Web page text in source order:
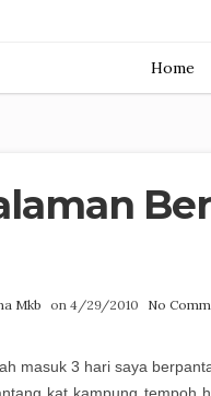
Home
Mkb on 4/29/2010 No
masuk 3 hari saya